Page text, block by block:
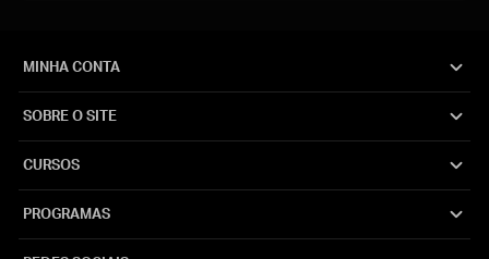
MINHA CONTA
SOBRE O SITE
CURSOS
PROGRAMAS